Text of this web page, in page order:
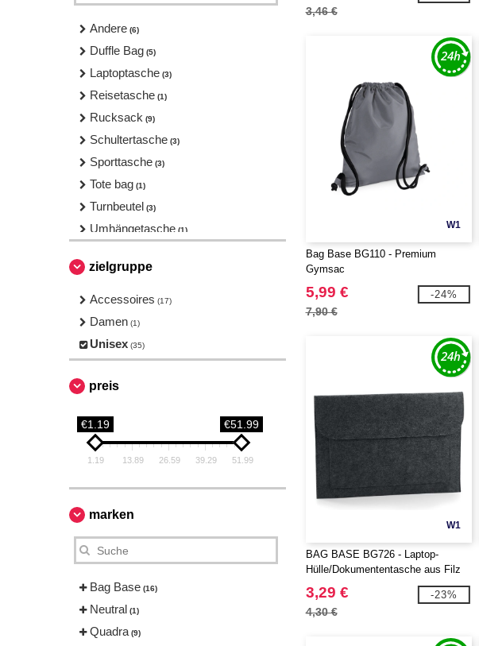
Andere (6)
Duffle Bag (5)
Laptoptasche (3)
Reisetasche (1)
Rucksack (9)
Schultertasche (3)
Sporttasche (3)
Tote bag (1)
Turnbeutel (3)
Umhängetasche (1)
zielgruppe
Accessoires (17)
Damen (1)
Unisex (35)
preis
€1.19 €51.99
1.19 13.89 26.59 39.29 51.99
marken
Bag Base (16)
Neutral (1)
Quadra (9)
3,46 €
W1
Bag Base BG110 - Premium
Gymsac
5,99 €
7,90 €
-24%
W1
BAG BASE BG726 - Laptop-
Hülle/Dokumententasche aus Filz
3,29 €
4,30 €
-23%